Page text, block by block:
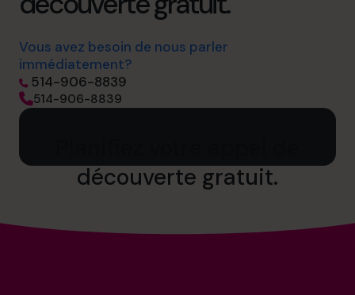
Vous avez besoin de nous parler
immédiatement?
514-906-8839
514-906-8839
découverte gratuit.